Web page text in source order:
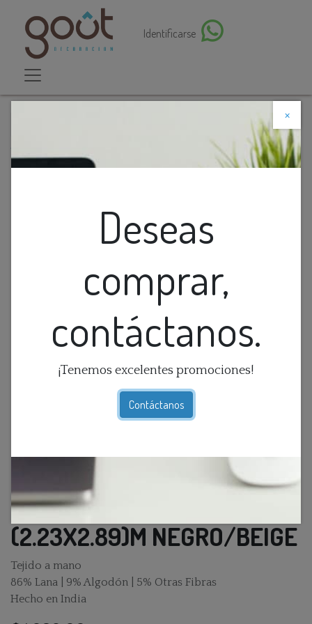
Identificarse
×
Deseas
comprar,
contáctanos.
¡Tenemos excelentes promociones!
Contáctanos
Descuento web
ALFOMBRA SAWYER (2.23X2.89)M NEGRO/BEIGE
ALFOMBRA SAWYER
(2.23X2.89)M NEGRO/BEIGE
Tejido a mano
86% Lana | 9% Algodón | 5% Otras Fibras
Hecho en India